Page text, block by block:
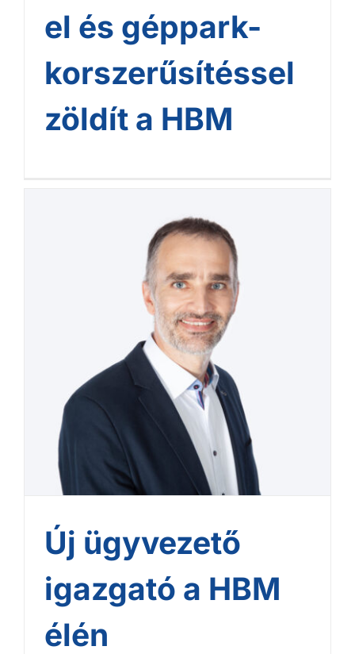
el és géppark-
korszerűsítéssel
zöldít a HBM
Új ügyvezető igazgató a
HBM élén
Új ügyvezető
igazgató a HBM
élén